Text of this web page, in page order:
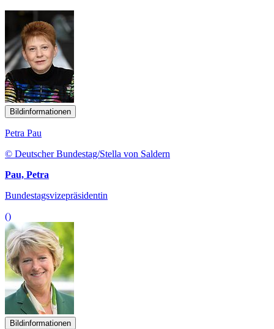
Bildinformationen
Petra Pau
© Deutscher Bundestag/Stella von Saldern
Pau, Petra
Bundestagsvizepräsidentin
()
Bildinformationen